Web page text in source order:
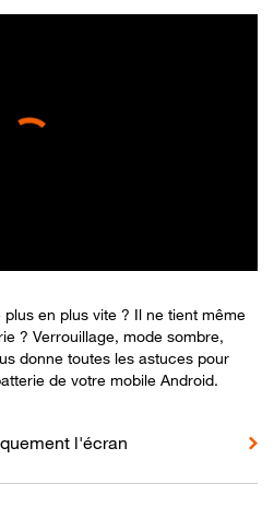
en plus vite ? Il ne tient même
? Verrouillage, mode sombre,
donne toutes les astuces pour
de votre mobile Android.
l'écran